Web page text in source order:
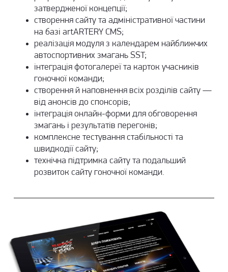
затвердженої концепції;
створення сайту та адміністративної частини
на базі artARTERY CMS;
реалізація модуля з календарем найближчих
автоспортивних змагань SST;
інтеграція фотогалереї та карток учасників
гоночної команди;
створення й наповнення всіх розділів сайту —
від анонсів до спонсорів;
інтеграція онлайн-форми для обговорення
змагань і результатів перегонів;
комплексне тестування стабільності та
швидкодії сайту;
технічна підтримка сайтута подальший
розвиток сайту гоночної команди.